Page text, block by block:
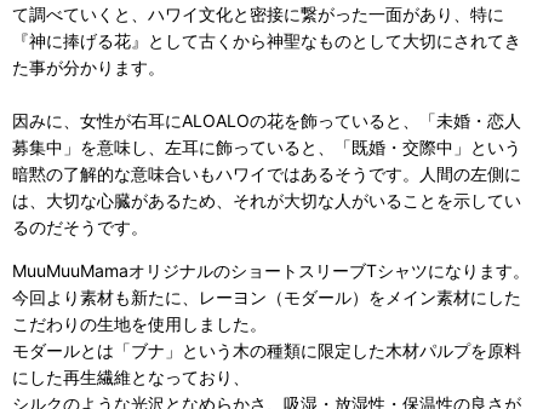
て調べていくと、ハワイ文化と密接に繋がった一面があり、特に
『神に捧げる花』として古くから神聖なものとして大切にされてき
た事が分かります。
因みに、女性が右耳にALOALOの花を飾っていると、「未婚・恋人
募集中」を意味し、左耳に飾っていると、「既婚・交際中」という
暗黙の了解的な意味合いもハワイではあるそうです。人間の左側に
は、大切な心臓があるため、それが大切な人がいることを示してい
るのだそうです。
MuuMuuMamaオリジナルのショートスリーブTシャツになります。
今回より素材も新たに、レーヨン（モダール）をメイン素材にした
こだわりの生地を使用しました。
モダールとは「ブナ」という木の種類に限定した木材パルプを原料
にした再生繊維となっており、
シルクのような光沢となめらかさ、吸湿・放湿性・保温性の良さが